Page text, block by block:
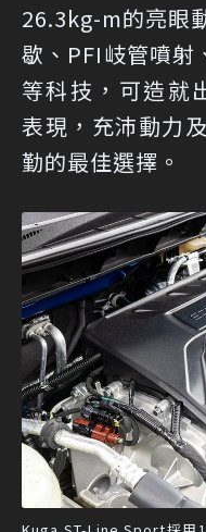
26.3kg-m的亮眼
歇、PFI岐管噴射
等科技，可造就
表現，充沛動力
勤的最佳選擇。